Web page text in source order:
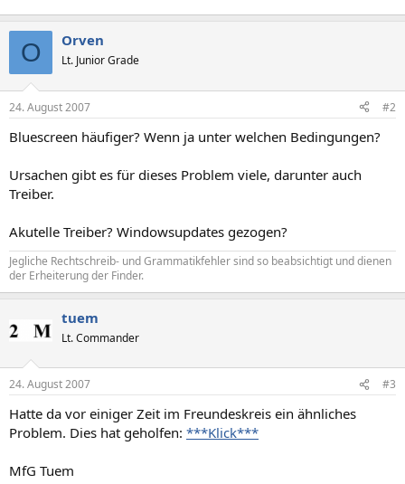
O Orven
Lt. Junior Grade
24. August 2007 #2
Bluescreen häufiger? Wenn ja unter welchen Bedingungen?
Ursachen gibt es für dieses Problem viele, darunter auch
Treiber.
Akutelle Treiber? Windowsupdates gezogen?
Jegliche Rechtschreib- und Grammatikfehler sind so beabsichtigt und dienen
der Erheiterung der Finder.
tuem
Lt. Commander
24. August 2007 #3
Hatte da vor einiger Zeit im Freundeskreis ein ähnliches
Problem. Dies hat geholfen: ***Klick***
MfG Tuem